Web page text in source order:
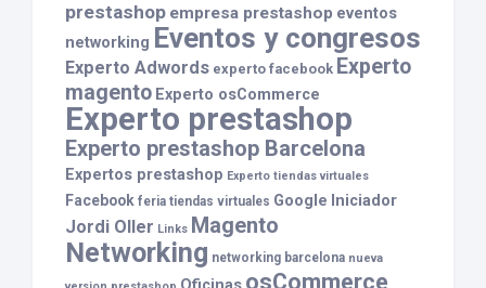
prestashop empresa prestashop eventos
networking Eventos y congresos
Experto Adwords experto facebook Experto
magento Experto osCommerce
Experto prestashop
Experto prestashop Barcelona
Expertos prestashop Experto tiendas virtuales
Facebook feria tiendas virtuales Google Iniciador
Jordi Oller Links Magento
Networking networking barcelona nueva
osCommerce